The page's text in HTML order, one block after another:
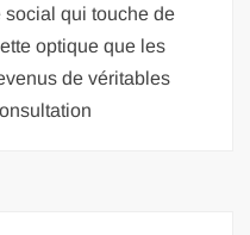
social qui touche de
optique que les
de véritables